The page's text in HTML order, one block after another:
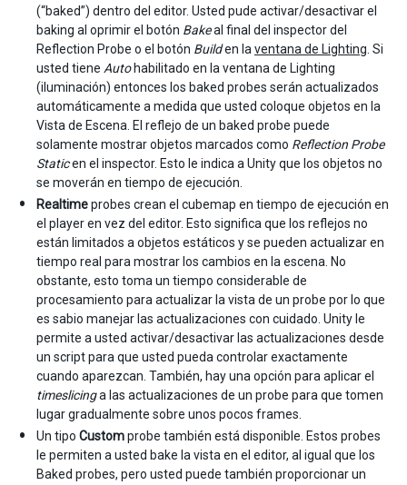
(“baked”) dentro del editor. Usted pude activar/desactivar el
baking al oprimir el botón Bakeal final del inspector del
Reflection Probe o el botón Builden la ventana de Lighting . Si
usted tiene Autohabilitado en la ventana de Lighting
(iluminación) entonces los baked probes serán actualizados
automáticamente a medida que usted coloque objetos en la
Vista de Escena. El reflejo de un baked probe puede
solamente mostrar objetos marcados como Reflection Probe
Staticen el inspector. Esto le indica a Unity que los objetos no
se moverán en tiempo de ejecución.
Realtimeprobes crean el cubemap en tiempo de ejecución en
el player en vez del editor. Esto significa que los reflejos no
están limitados a objetos estáticos y se pueden actualizar en
tiempo real para mostrar los cambios en la escena. No
obstante, esto toma un tiempo considerable de
procesamiento para actualizar la vista de un probe por lo que
es sabio manejar las actualizaciones con cuidado. Unity le
permite a usted activar/desactivar las actualizaciones desde
un script para que usted pueda controlar exactamente
cuando aparezcan. También, hay una opción para aplicar el
timeslicinga las actualizaciones de un probe para que tomen
lugar gradualmente sobre unos pocos frames.
Un tipo Customprobe también está disponible. Estos probes
le permiten a usted bake la vista en el editor, al igual que los
Baked probes, pero usted puede también proporcionar un